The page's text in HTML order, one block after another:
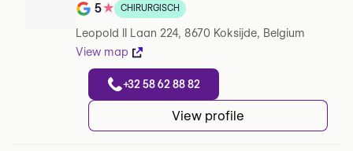
Note de 5 sur 5 sur Google
5★ CHIRURGISCH
Leopold II Laan 224, 8670 Koksijde, Belgium
View map
+32 58 62 88 82
View profile